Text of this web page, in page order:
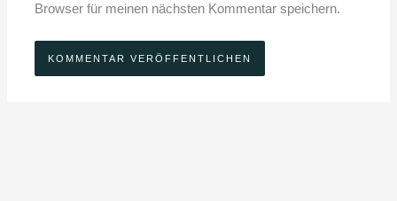
Browser für meinen nächsten Kommentar speichern.